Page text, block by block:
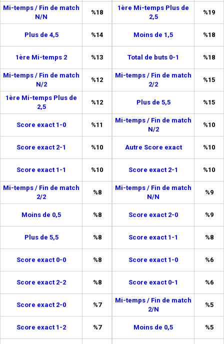
Mi-temps / Fin de match
N/N
%18
Plus de 4,5 %14
1ère Mi-temps 2 %13
Mi-temps / Fin de match
N/2
%12
1ère Mi-temps Plus de
2,5
%12
Score exact 1-0 %11
Score exact 2-1 %10
Score exact 1-1 %10
Mi-temps / Fin de match
2/2
%8
Moins de 0,5 %8
Plus de 5,5 %8
Score exact 0-0 %8
Score exact 2-2 %8
Score exact 2-0 %7
Score exact 1-2 %7
1ère Mi-temps Plus de
2,5
%19
Moins de 1,5 %18
Total de buts 0-1 %18
Mi-temps / Fin de match
2/2
%15
Plus de 5,5 %15
Mi-temps / Fin de match
N/2
%10
Autre Score exact %10
Score exact 2-1 %10
Mi-temps / Fin de match
N/N
%9
Score exact 2-0 %9
Score exact 1-1 %8
Score exact 1-0 %6
Score exact 0-1 %6
Mi-temps / Fin de match
2/N
%5
Moins de 0,5 %5